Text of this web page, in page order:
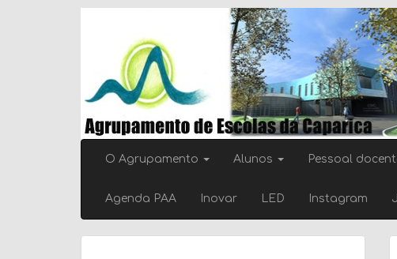
O Agrupamento Alunos Pessoal
Agenda PAA Inovar LED Instagram